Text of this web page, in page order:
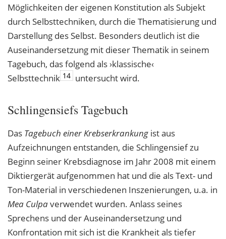
Möglichkeiten der eigenen Konstitution als Subjekt
durch Selbsttechniken, durch die Thematisierung und
Darstellung des Selbst. Besonders deutlich ist die
Auseinandersetzung mit dieser Thematik in seinem
Tagebuch, das folgend als ›klassische‹
Selbsttechnik 14 untersucht wird.
Schlingensiefs Tagebuch
Das Tagebuch einer Krebserkrankung ist aus
Aufzeichnungen entstanden, die Schlingensief zu
Beginn seiner Krebsdiagnose im Jahr 2008 mit einem
Diktiergerät aufgenommen hat und die als Text- und
Ton-Material in verschiedenen Inszenierungen, u.a. in
Mea Culpaverwendet wurden. Anlass seines
Sprechens und der Auseinandersetzung und
Konfrontation mit sich ist die Krankheit als tiefer